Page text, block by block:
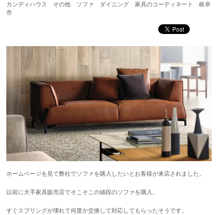
カンディハウス その他 ソファ ダイニング 家具のコーディネート
岐阜
市
ホームページを見て弊社でソファを購入したいとお客様が来店されました。
以前に大手家具販売店でそこそこの値段のソファを購入。
すぐスプリングが壊れて何度か交換して対応してもらったそうです。